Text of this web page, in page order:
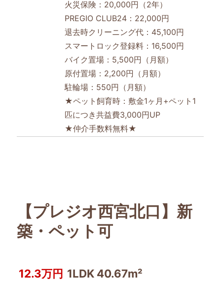
火災保険：20,000円（2年）
PREGIO CLUB24：22,000円
退去時クリーニング代：45,100円
スマートロック登録料：16,500円
バイク置場：5,500円（月額）
原付置場：2,200円（月額）
駐輪場：550円（月額）
★ペット飼育時：敷金1ヶ月+ペット1
匹につき共益費3,000円UP
★仲介手数料無料★
【プレジオ西宮北口】新
築・ペット可
12.3万円 1LDK 40.67m²